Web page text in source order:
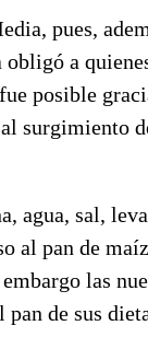
pues,
obligó a
posible
surgimiento
agua, sal,
al pan de
las
de sus